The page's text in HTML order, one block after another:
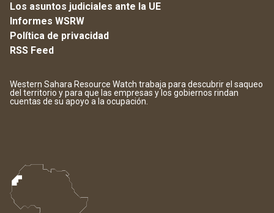
Los asuntos judiciales ante la UE
Informes WSRW
Política de privacidad
RSS Feed
Western Sahara Resource Watch trabaja para descubrir el saqueo
del territorio y para que las empresas y los gobiernos rindan
cuentas de su apoyo a la ocupación.